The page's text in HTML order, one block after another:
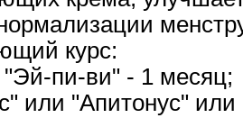
курс:
пи-ви" - 1 месяц;
или "Апитонус"